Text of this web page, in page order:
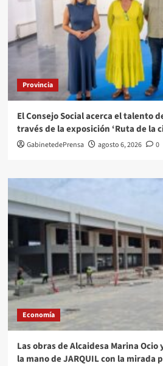
Provincia
El Consejo Social acerca el talento
través de la exposición ‘Ruta de la
GabinetedePrensa agosto 6, 2026 0
Economía
Las obras de Alcaidesa Marina
la mano de JARQUIL con la mirada